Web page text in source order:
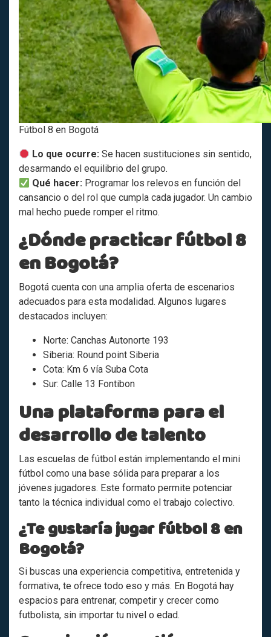
Fútbol 8 en Bogotá
Lo que ocurre: Se hacen sustituciones sin sentido,
desarmando el equilibrio del grupo.
Qué hacer: Programar los relevos en función del
cansancio o del rol que cumpla cada jugador. Un cambio
mal hecho puede romper el ritmo.
¿Dónde practicar fútbol 8
en Bogotá?
Bogotá cuenta con una amplia oferta de escenarios
adecuados para esta modalidad. Algunos lugares
destacados incluyen:
Norte: Canchas Autonorte 193
Siberia: Round point Siberia
Cota: Km 6 vía Suba Cota
Sur: Calle 13 Fontibon
Una plataforma para el
desarrollo de talento
Las escuelas de fútbol están implementando el mini
fútbol como una base sólida para preparar a los
jóvenes jugadores. Este formato permite potenciar
tanto la técnica individual como el trabajo colectivo.
¿Te gustaría jugar fútbol 8 en
Bogotá?
Si buscas una experiencia competitiva, entretenida y
formativa, te ofrece todo eso y más. En Bogotá hay
espacios para entrenar, competir y crecer como
futbolista, sin importar tu nivel o edad.